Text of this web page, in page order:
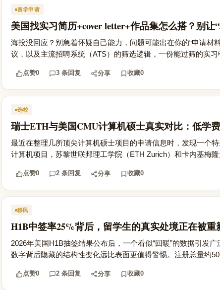
留学申请
美国找实习简历+cover letter+作品集怎么搭？别让
海投没回应？别急着怀疑自己能力，问题可能出在你的“申请材
议，以及主流招聘系统（ATS）的筛选逻辑，一份能过筛的实
点赞0 3 条回复 分享 收藏0
选校
瑞士ETH与美国CMU计算机硕士真实对比：低学
最近在整理几所顶尖计算机硕士项目的申请信息时，发现一个
计算机项目，苏黎世联邦理工学院（ETH Zurich）和卡内基梅
点赞0 2 条回复 分享 收藏0
移民
H1B中签率25%背后，留学生的真实处境正在被重
2026年美国H1B抽签结果公布后，一个看似“回暖”的数据引发
数字背后隐藏的结构性变化远比表面更值得警惕。注册总量约
点赞0 2 条回复 分享 收藏0